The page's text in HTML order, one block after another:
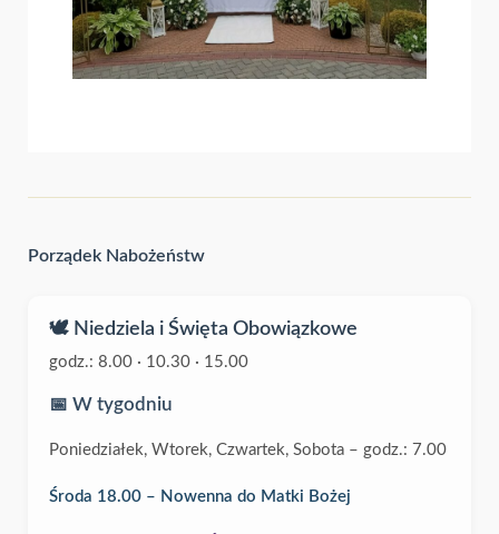
Porządek Nabożeństw
🕊️ Niedziela i Święta Obowiązkowe
godz.: 8.00 · 10.30 · 15.00
📅 W tygodniu
Poniedziałek, Wtorek, Czwartek, Sobota – godz.: 7.00
Środa 18.00 – Nowenna do Matki Bożej